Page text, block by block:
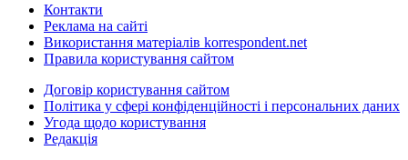
Контакти
Реклама на сайті
Використання матеріалів korrespondent.net
Правила користування сайтом
Договір користування сайтом
Політика у сфері конфіденційності і персональних даних
Угода щодо користування
Редакція